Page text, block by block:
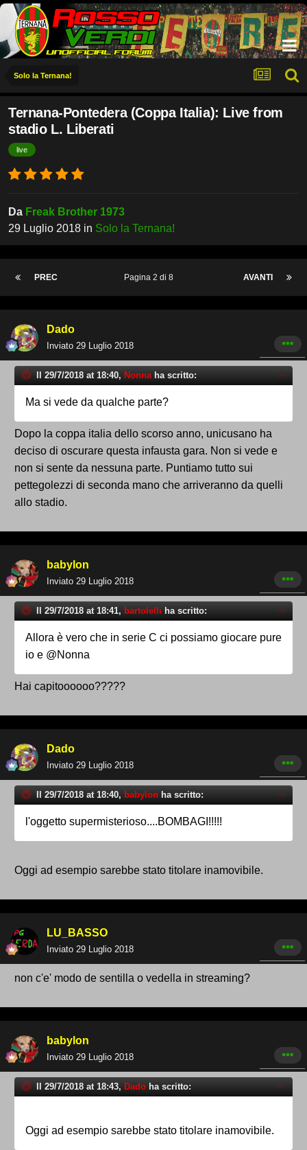
Solo la Ternana!
Ternana-Pontedera (Coppa Italia): Live from
stadio L. Liberati
live
Da Freak Brother 1973
29 Luglio 2018 in Solo la Ternana!
PREC AVANTI
Pagina 2 di 8
Dado
Inviato 29 Luglio 2018
Il 29/7/2018 at 18:40, Nonnaha scritto:
Ma si vede da qualche parte?
Dopo la coppa italia dello scorso anno, unicusano ha
deciso di oscurare questa infausta gara. Non si vede e
non si sente da nessuna parte. Puntiamo tutto sui
pettegolezzi di seconda mano che arriveranno da quelli
allo stadio.
babylon
Inviato 29 Luglio 2018
Il 29/7/2018 at 18:41, bartolelli ha scritto:
Allora è vero che in serie C ci possiamo giocare pure
io e @Nonna
Hai capitoooooo?????
Dado
Inviato 29 Luglio 2018
Il 29/7/2018 at 18:40, babylon ha scritto:
l'oggetto supermisterioso....BOMBAGI!!!!!
Oggi ad esempio sarebbe stato titolare inamovibile.
LU_BASSO
Inviato 29 Luglio 2018
non c'e' modo de sentilla o vedella in streaming?
babylon
Inviato 29 Luglio 2018
Il 29/7/2018 at 18:43, Dado ha scritto:
Oggi ad esempio sarebbe stato titolare inamovibile.